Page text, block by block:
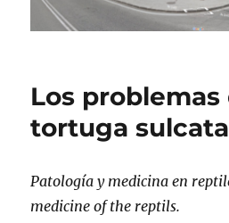
Los problemas
tortuga sulcata
Patología y medicina en
medicine of the reptils.